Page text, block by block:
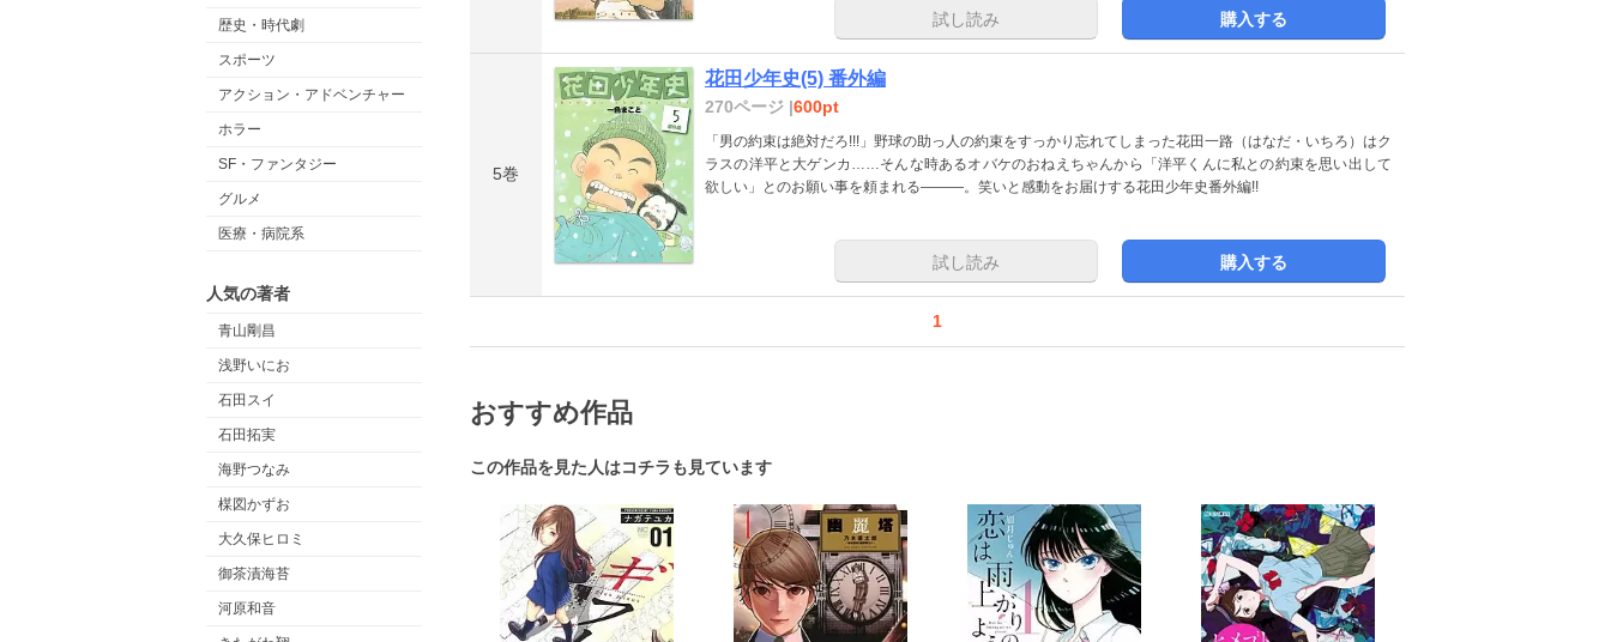
歴史・時代劇
スポーツ
アクション・アドベンチャー
ホラー
SF・ファンタジー
グルメ
医療・病院系
人気の著者
青山剛昌
浅野いにお
石田スイ
石田拓実
海野つなみ
楳図かずお
大久保ヒロミ
御茶漬海苔
河原和音
試し読み 購入する
5巻
花田少年史(5) 番外編
270ページ |600pt
「男の約束は絶対だろ!!!」野球の助っ人の約束をすっかり忘れてしまった花田一路（はなだ・いちろ）はク
ラスの洋平と大ゲンカ……そんな時あるオバケのおねえちゃんから「洋平くんに私との約束を思い出して
欲しい」とのお願い事を頼まれる―――。笑いと感動をお届けする花田少年史番外編!!
試し読み 購入する
1
おすすめ作品
この作品を見た人はコチラも見ています